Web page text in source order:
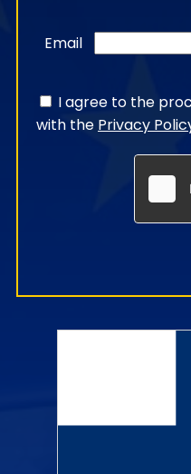
Email
I agree to the
with the Privacy